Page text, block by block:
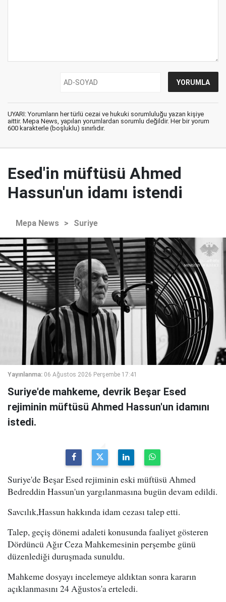
UYARI: Yorumların her türlü cezai ve hukuki sorumluluğu yazan kişiye
aittir. Mepa News, yapılan yorumlardan sorumlu değildir. Her bir yorum
600 karakterle (boşluklu) sınırlıdır.
Esed'in müftüsü Ahmed
Hassun'un idamı istendi
Mepa News > Suriye
Yayınlanma: 06 Ağustos 2026 Perşembe 17:41
Suriye'de mahkeme, devrik Beşar Esed
rejiminin müftüsü Ahmed Hassun'un idamını
istedi.
Suriye'de Beşar Esed rejiminin eski müftüsü Ahmed
Bedreddin Hassun'un yargılanmasına bugün devam edildi.
Savcılık,Hassun hakkında idam cezası talep etti.
Talep, geçiş dönemi adaleti konusunda faaliyet gösteren
Dördüncü Ağır Ceza Mahkemesinin perşembe günü
düzenlediği duruşmada sunuldu.
Mahkeme dosyayı incelemeye aldıktan sonra kararın
açıklanmasını 24 Ağustos'a erteledi.